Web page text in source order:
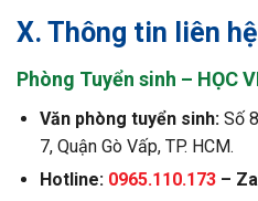
X. Thông tin liên hệ
Phòng Tuyển sinh – HỌC
Văn phòng tuyển sinh:Số
7, Quận Gò Vấp, TP. HCM.
Hotline: 0965.110.173–